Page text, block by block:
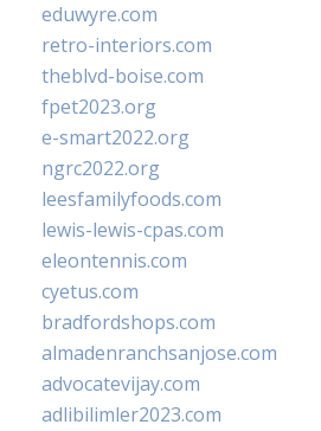
eduwyre.com
retro-interiors.com
theblvd-boise.com
fpet2023.org
e-smart2022.org
ngrc2022.org
leesfamilyfoods.com
lewis-lewis-cpas.com
eleontennis.com
cyetus.com
bradfordshops.com
almadenranchsanjose.com
advocatevijay.com
adlibilimler2023.com